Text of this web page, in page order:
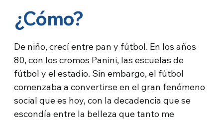
¿Cómo?
De niño, crecí entre pan y fútbol. En los años
80, con los cromos Panini, las escuelas de
fútbol y el estadio. Sin embargo, el fútbol
comenzaba a convertirse en el gran fenómeno
social que es hoy, con la decadencia que se
escondía entre la belleza que tanto me